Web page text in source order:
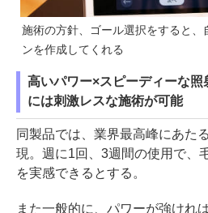
施術の方針、ゴール選択をすると、
ンを作成してくれる
高いパワー×スピーディーな
には刺激レスな施術が可能
同製品では、業界最高峰にあた
現。週に1回、3週間の使用で、
を実感できるとする。
また一般的に、パワーが強けれ